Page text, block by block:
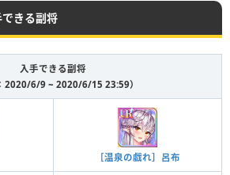
きる副将
入手できる副将
2020/6/9 ~ 2020/6/15 23:59）
［温泉の戯れ］呂布